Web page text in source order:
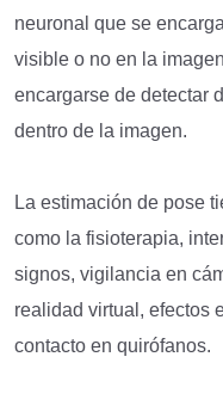
neuronal que se
visible o no en la
encargarse de detectar
dentro de la imagen.
La estimación de pose
como la fisioterapia,
signos, vigilancia en
realidad virtual, efectos
contacto en quirófanos.